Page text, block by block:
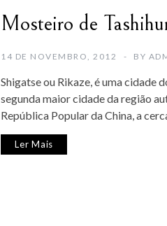
Mosteiro de
14 DE NOVEMBRO, 2012 BY
Shigatse ou Rikaze, é uma cidade
segunda maior cidade da região
República Popular da China, a
Ler Mais